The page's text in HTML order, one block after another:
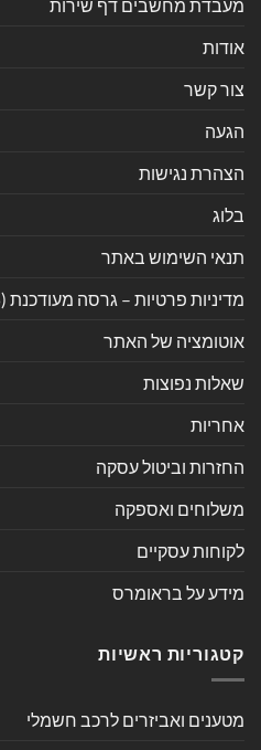
מעבדת מחשבים דף שירות
אודות
צור קשר
הגעה
הצהרת נגישות
בלוג
תנאי השימוש באתר
מדיניות פרטיות – גרסה מעודכנת (2025)
אוטומציה של האתר
שאלות נפוצות
אחריות
החזרות וביטול עסקה
משלוחים ואספקה
לקוחות עסקיים
מידע על בראומרס
קטגוריות ראשיות
מטענים ואביזרים לרכב חשמלי